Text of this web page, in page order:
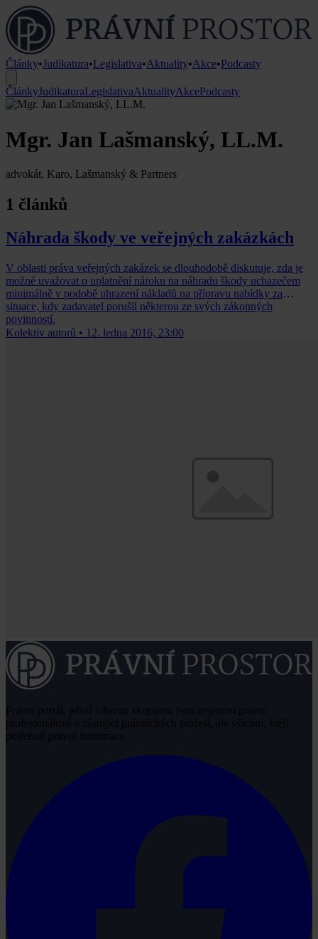
Články•Judikatura•Legislativa•Aktuality•Akce•Podcasty
ČlánkyJudikaturaLegislativaAktualityAkcePodcasty
Mgr. Jan Lašmanský, LL.M.
advokát, Karo, Lašmanský & Partners
1 článků
Náhrada škody ve veřejných zakázkách
V oblasti práva veřejných zakázek se dlouhodobě diskutuje, zda je
možné uvažovat o uplatnění nároku na náhradu škody uchazečem
minimálně v podobě uhrazení nákladů na přípravu nabídky za
situace, kdy zadavatel porušil některou ze svých zákonných
povinností.
Kolektiv autorů • 12. ledna 2016, 23:00